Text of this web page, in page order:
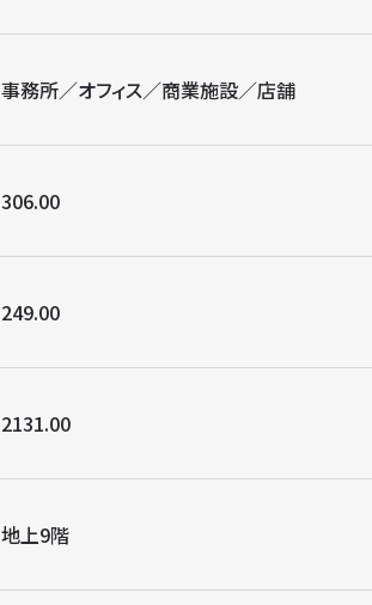
事務所／オフィス／商業施設／店舗
306.00
249.00
2131.00
地上9階